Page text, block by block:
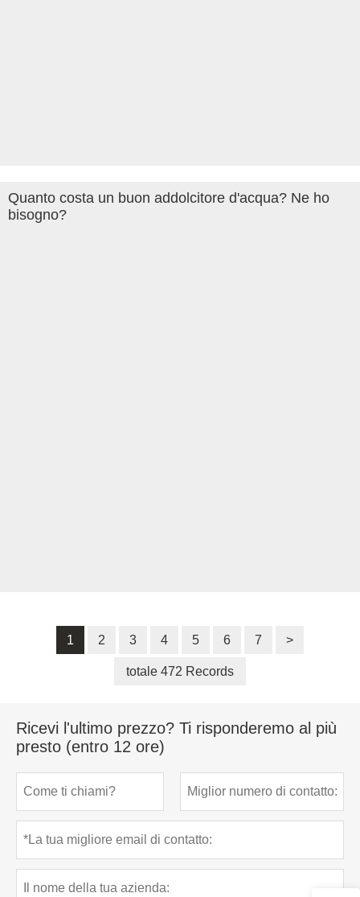
Quanto costa un buon addolcitore d'acqua? Ne ho
bisogno?
1 2 3 4 5 6 7 >
totale 472 Records
Ricevi l'ultimo prezzo? Ti risponderemo al più
presto (entro 12 ore)